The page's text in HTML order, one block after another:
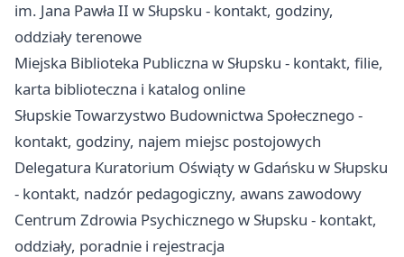
im. Jana Pawła II w Słupsku - kontakt, godziny,
oddziały terenowe
Miejska Biblioteka Publiczna w Słupsku - kontakt, filie,
karta biblioteczna i katalog online
Słupskie Towarzystwo Budownictwa Społecznego -
kontakt, godziny, najem miejsc postojowych
Delegatura Kuratorium Oświąty w Gdańsku w Słupsku
- kontakt, nadzór pedagogiczny, awans zawodowy
Centrum Zdrowia Psychicznego w Słupsku - kontakt,
oddziały, poradnie i rejestracja